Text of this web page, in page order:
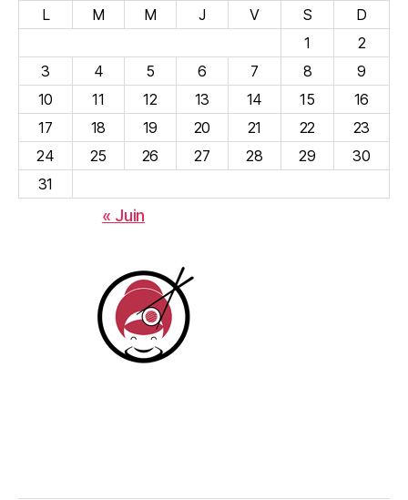
L
M M J V S
D
1
2
3
4 5 6 7 8
9
10
11 12 13 14 15
16
17
18 19 20 21 22
23
24
25 26 27 28 29
30
31
« Juin